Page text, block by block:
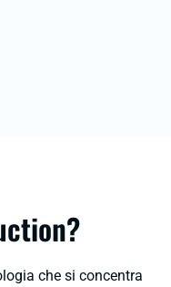
?
che si concentra